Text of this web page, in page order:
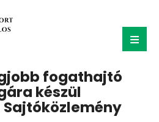
fogathajtó
készül